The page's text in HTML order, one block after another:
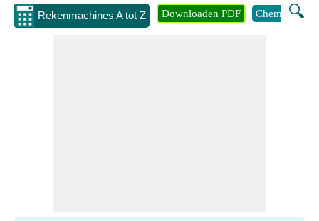
Rekenmachines A tot Z 🔍
Downloaden PDF Chemie